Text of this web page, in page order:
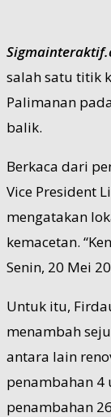
salah satu titik
Palimanan
balik.
Berkaca dari
Vice President
mengatakan
kemacetan.
Senin, 20 Mei
Untuk itu,
menambah
antara lain
penambahan 4
penambahan